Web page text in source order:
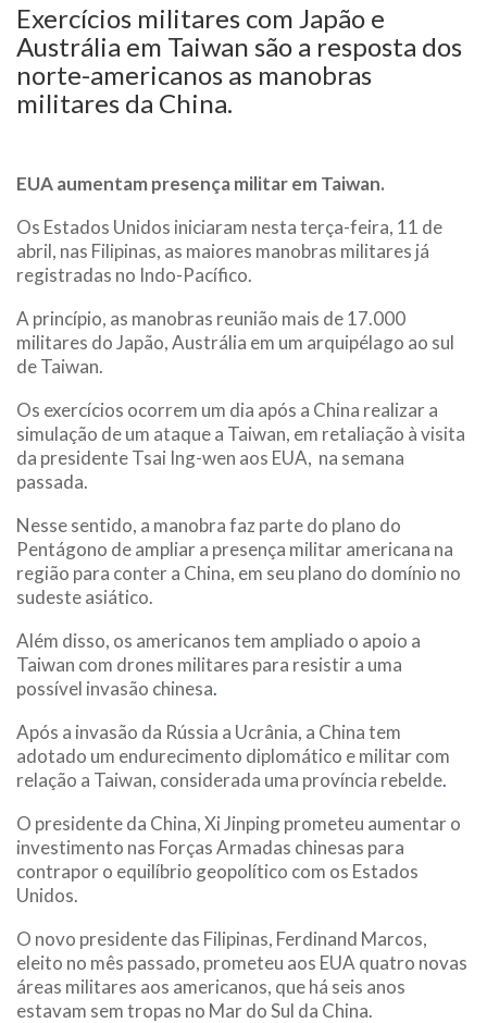
Exercícios militares com Japão e
Austrália em Taiwan são a resposta dos
norte-americanos as manobras
militares da China.
EUA aumentam presença militar em Taiwan.
Os Estados Unidos iniciaram nesta terça-feira, 11 de
abril, nas Filipinas, as maiores manobras militares já
registradas no Indo-Pacífico.
A princípio, as manobras reunião mais de 17.000
militares do Japão, Austrália em um arquipélago ao sul
de Taiwan.
Os exercícios ocorrem um dia após a China realizar a
simulação de um ataque a Taiwan, em retaliação à visita
da presidente Tsai Ing-wen aos EUA, na semana
passada.
Nesse sentido, a manobra faz parte do plano do
Pentágono de ampliar a presença militar americana na
região para conter a China, em seu plano do domínio no
sudeste asiático.
Além disso, os americanos tem ampliado o apoio a
Taiwan com drones militares para resistir a uma
possível invasão chinesa.
Após a invasão da Rússia a Ucrânia, a China tem
adotado um endurecimento diplomático e militar com
relação a Taiwan, considerada uma província rebelde.
O presidente da China, Xi Jinping prometeu aumentar o
investimento nas Forças Armadas chinesas para
contrapor o equilíbrio geopolítico com os Estados
Unidos.
O novo presidente das Filipinas, Ferdinand Marcos,
eleito no mês passado, prometeu aos EUA quatro novas
áreas militares aos americanos, que há seis anos
estavam sem tropas no Mar do Sul da China.